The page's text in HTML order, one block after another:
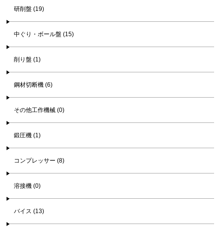
研削盤 (19)
中ぐり・ボール盤 (15)
削り盤 (1)
鋼材切断機 (6)
その他工作機械 (0)
鍛圧機 (1)
コンプレッサー (8)
溶接機 (0)
バイス (13)